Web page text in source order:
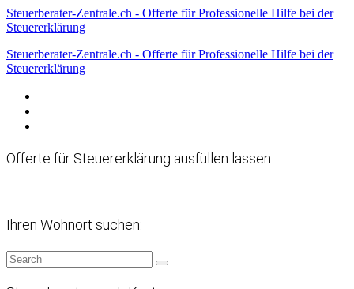
Steuerberater-Zentrale.ch - Offerte für Professionelle Hilfe bei der
Steuererklärung
Steuerberater-Zentrale.ch - Offerte für Professionelle Hilfe bei der
Steuererklärung
Offerte für Steuererklärung ausfüllen lassen:
Ihren Wohnort suchen: